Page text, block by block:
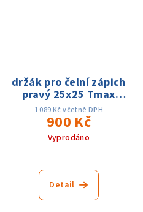
držák pro čelní zápich
pravý 25x25 Tmax
25mm dmin 80 - dmax
160mm, na MGMN300
1 089 Kč včetně DPH
900 Kč
Vyprodáno
Detail